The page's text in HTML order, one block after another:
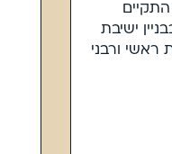
ישיבת
ראשי ורבני